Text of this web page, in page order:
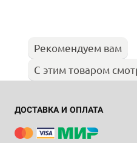
Рекомендуем вам
С этим товаром
ДОСТАВКА И ОПЛАТА